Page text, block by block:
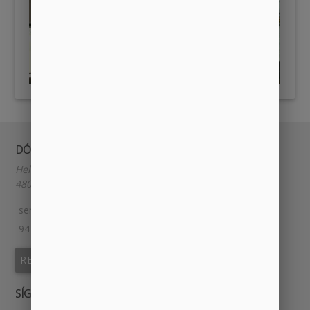
DÓNDE Y CUÁNDO
Heliodoro de la Torre 9
48014, BILBAO, España.
semillabilbao@gmail.com
94 609 85 85
REUNIONES
SÍGUENOS